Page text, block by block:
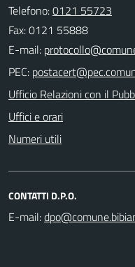
Telefono:0121 55723
Fax: 0121 55888
E-mail:
PEC:
Ufficio Relazioni con il
Uffici e orari
Numeri utili
CONTATTI D.P.O.
E-mail: